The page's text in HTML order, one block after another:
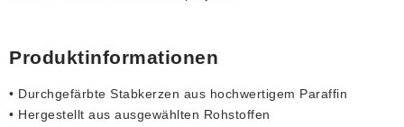
Produktinformationen
• Durchgefärbte Stabkerzen aus hochwertigem Paraffin
• Hergestellt aus ausgewählten Rohstoffen